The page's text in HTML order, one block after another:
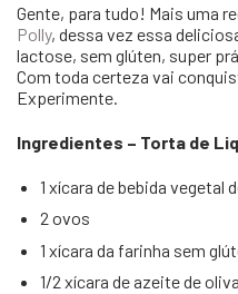
Gente, para tudo! Mais uma
Polly, dessa vez essa
lactose, sem glúten, super
Com toda certeza vai
Experimente.
Ingredientes – Torta de
1 xícara de bebida vegetal
2 ovos
1 xícara da farinha sem
1/2 xícara de azeite de